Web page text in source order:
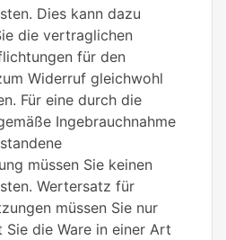
Dies kann dazu
die vertraglichen
für den
Widerruf gleichwohl
Für eine durch die
Ingebrauchnahme
müssen Sie keinen
Wertersatz für
müssen Sie nur
Sie die Ware in einer Art